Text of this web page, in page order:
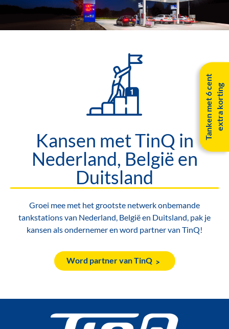
T
a
n
k
e
n
m
e
t
6
c
e
n
t
e
x
t
r
a
k
o
r
t
i
ng
Kansen met TinQ in
Nederland, België en
Duitsland
Groei mee met het grootste netwerk onbemande
tankstations van Nederland, België en Duitsland, pak je
kansen als ondernemer en word partner van TinQ!
Word partner van TinQ